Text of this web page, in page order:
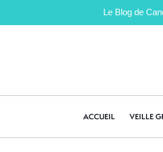
Le Blog de
ACCUEIL VEILLE